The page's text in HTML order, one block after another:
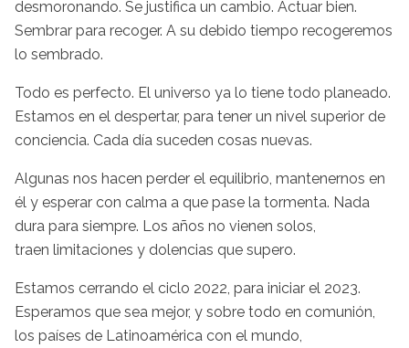
desmoronando. Se justifica un cambio. Actuar bien.
Sembrar para recoger. A su debido tiempo recogeremos
lo sembrado.
Todo es perfecto. El universo ya lo tiene todo planeado.
Estamos en el despertar, para tener un nivel superior de
conciencia. Cada día suceden cosas nuevas.
Algunas nos hacen perder el equilibrio, mantenernos en
él y esperar con calma a que pase la tormenta. Nada
dura para siempre. Los años no vienen solos,
traen limitaciones y dolencias que supero.
Estamos cerrando el ciclo 2022, para iniciar el 2023.
Esperamos que sea mejor, y sobre todo en comunión,
los países de Latinoamérica con el mundo,